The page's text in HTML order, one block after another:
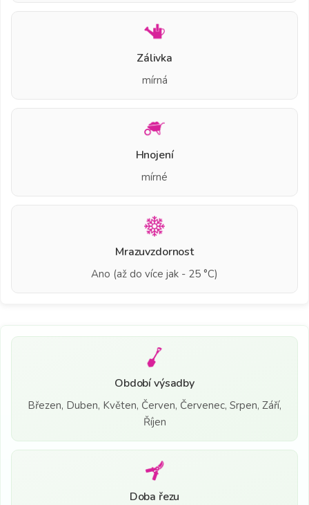
Zálivka
mírná
Hnojení
mírné
Mrazuvzdornost
Ano (až do více jak - 25 °C)
Období výsadby
Březen, Duben, Květen, Červen, Červenec, Srpen, Září,
Říjen
Doba řezu